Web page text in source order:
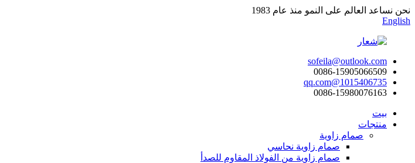
نحن نساعد العالم على النمو منذ عام 1983
English
sofeila@outlook.com
0086-15905066509
1015406735@qq.com
0086-15980076163
بيت
منتجات
صمام زاوية
صمام زاوية نحاسي
صمام زاوية من الفولاذ المقاوم للصدأ